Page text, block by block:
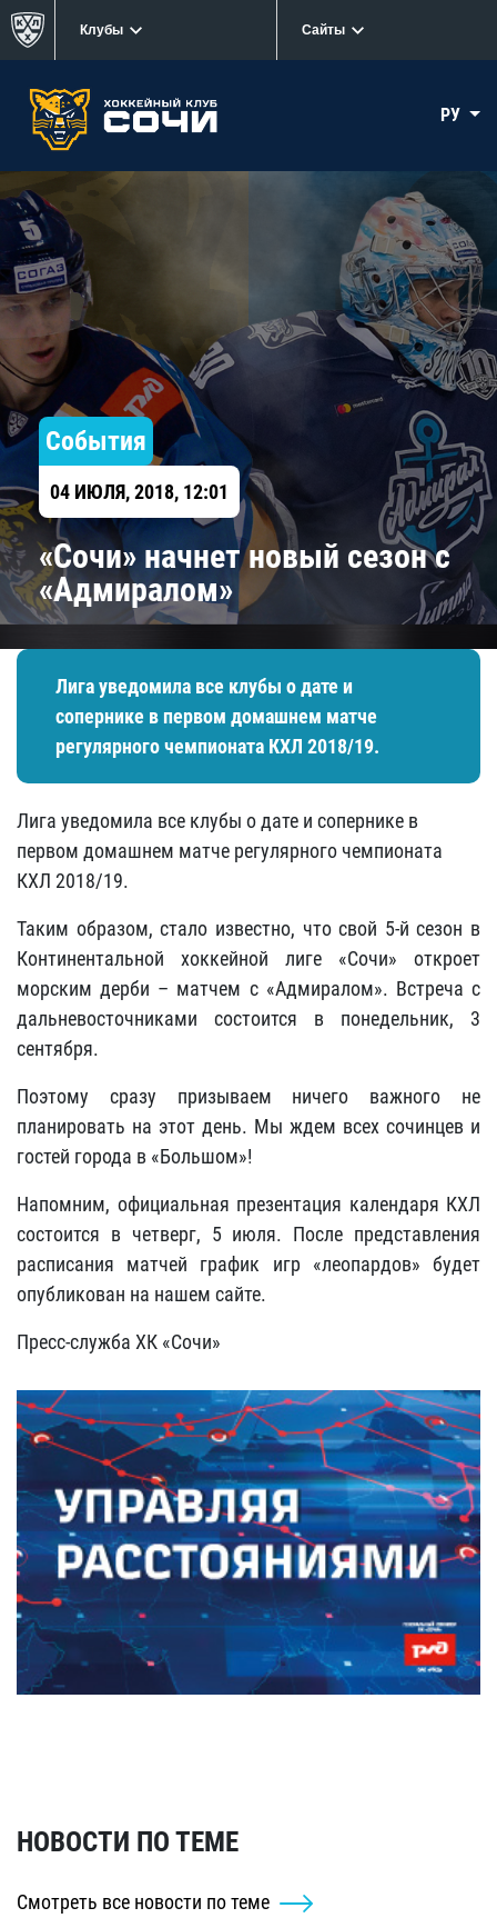
Клубы Сайты
РУ
События
04 ИЮЛЯ, 2018, 12:01
«Сочи» начнет новый сезон с
«Адмиралом»
Лига уведомила все клубы о дате и
сопернике в первом домашнем матче
регулярного чемпионата КХЛ 2018/19.
Лига уведомила все клубы о дате и сопернике в
первом домашнем матче регулярного чемпионата
КХЛ 2018/19.
Таким образом, стало известно, что свой 5-й сезон в
Континентальной хоккейной лиге «Сочи» откроет
морским дерби – матчем с «Адмиралом». Встреча с
дальневосточниками состоится в понедельник, 3
сентября.
Поэтому сразу призываем ничего важного не
планировать на этот день. Мы ждем всех сочинцев и
гостей города в «Большом»!
Напомним, официальная презентация календаря КХЛ
состоится в четверг, 5 июля. После представления
расписания матчей график игр «леопардов» будет
опубликован на нашем сайте.
Пресс-служба ХК «Сочи»
НОВОСТИ ПО ТЕМЕ
Смотреть все новости по теме